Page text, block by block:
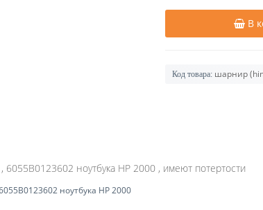
В
Код товара: шарнир
ноутбука HP 2000 , имеют потертости
ноутбука HP 2000